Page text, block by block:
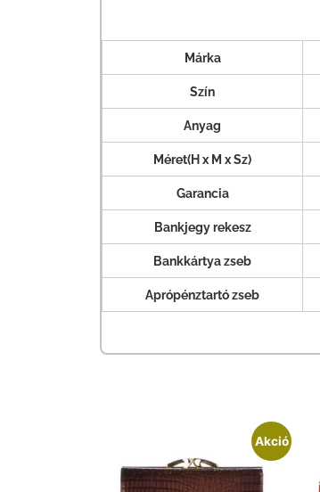
Márka
Szín
Anyag
Méret(H x M x Sz)
Garancia
Bankjegy rekesz
Bankkártya zseb
Aprópénztartó zseb
Akció